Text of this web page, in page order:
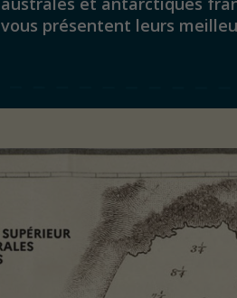
vous présentent leurs